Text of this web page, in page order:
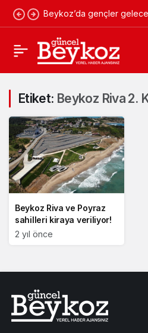
Beykoz’da gençler
Etiket: Beykoz Riva 2.
Beykoz Riva ve Poyraz
sahilleri kiraya veriliyor!
2 yıl önce